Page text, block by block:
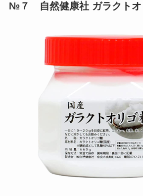
№７ 自然健康社 ガラクトオ